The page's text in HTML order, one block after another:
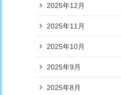
2025年12月
2025年11月
2025年10月
2025年9月
2025年8月